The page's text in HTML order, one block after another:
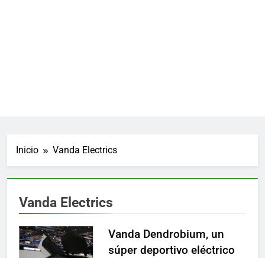
Inicio Vanda Electrics
Vanda Electrics
Vanda Dendrobium, un
súper deportivo eléctrico